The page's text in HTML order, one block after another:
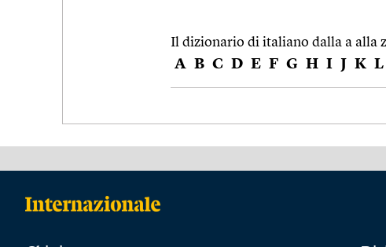
Il dizionario di italiano dalla a alla z
A B C D E F G H I J K L